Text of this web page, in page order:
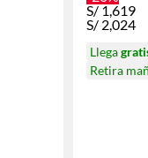
S/ 1,619
S/ 2,024
Llega
Retira